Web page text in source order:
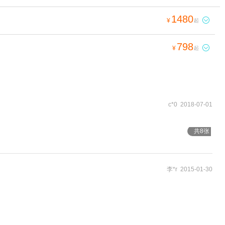
¥ 1480起 
¥ 798起 
c*0 2018-07-01
共8张
李*r 2015-01-30